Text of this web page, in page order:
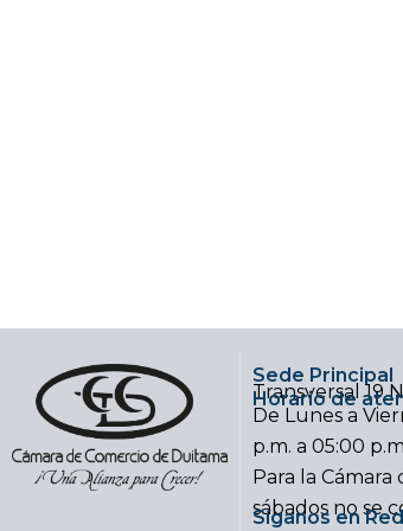
Sede Principal
Transversal 19
Horario de
De Lunes a
p.m. a 05:00
Para la
sábados no se
Síganos en